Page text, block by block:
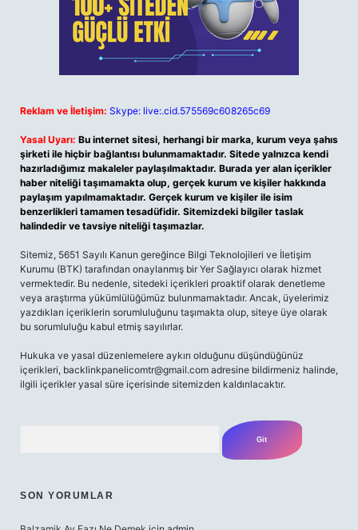
Reklam ve İletişim: Skype: live:.cid.575569c608265c69
Yasal Uyarı: Bu internet sitesi, herhangi bir marka, kurum veya şahıs
şirketi ile hiçbir bağlantısı bulunmamaktadır. Sitede yalnızca kendi
hazırladığımız makaleler paylaşılmaktadır. Burada yer alan içerikler
haber niteliği taşımamakta olup, gerçek kurum ve kişiler hakkında
paylaşım yapılmamaktadır. Gerçek kurum ve kişiler ile isim
benzerlikleri tamamen tesadüfidir. Sitemizdeki bilgiler taslak
halindedir ve tavsiye niteliği taşımazlar.
Sitemiz, 5651 Sayılı Kanun gereğince Bilgi Teknolojileri ve İletişim
Kurumu (BTK) tarafından onaylanmış bir Yer Sağlayıcı olarak hizmet
vermektedir. Bu nedenle, sitedeki içerikleri proaktif olarak denetleme
veya araştırma yükümlülüğümüz bulunmamaktadır. Ancak, üyelerimiz
yazdıkları içeriklerin sorumluluğunu taşımakta olup, siteye üye olarak
bu sorumluluğu kabul etmiş sayılırlar.
Hukuka ve yasal düzenlemelere aykırı olduğunu düşündüğünüz
içerikleri, backlinkpanelicomtr@gmail.com adresine bildirmeniz halinde,
ilgili içerikler yasal süre içerisinde sitemizden kaldırılacaktır.
SON YORUMLAR